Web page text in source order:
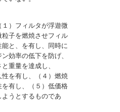
）フィルタが浮遊微
子を燃焼させフィル
と、を有し、同時に
効率の低下を防げ、
重量を達成し、
性を有し、（４）燃焼
有し、（５）低価格
うとするものであ